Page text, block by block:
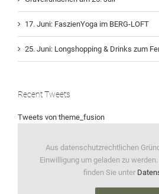
17. Juni: FaszienYoga im BERG-LOFT
25. Juni: Longshopping & Drinks zum
Recent Tweets
Tweets von theme_fusion
Aus datenschutzrechtlichen
Einwilligung um geladen zu
finden Sie unter